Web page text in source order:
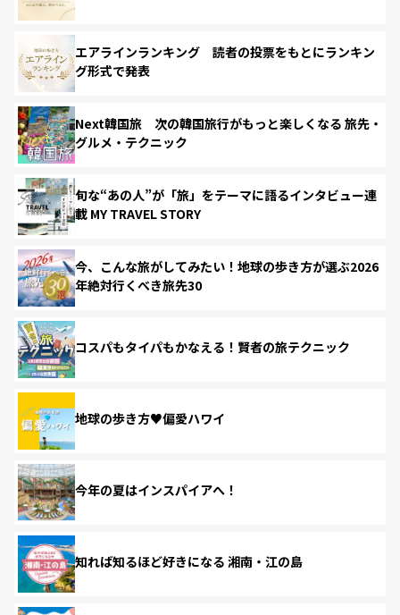
エアラインランキング 読者の投票をもとにランキン
グ形式で発表
Next韓国旅 次の韓国旅行がもっと楽しくなる 旅先・
グルメ・テクニック
旬な“あの人”が「旅」をテーマに語るインタビュー連
載 MY TRAVEL STORY
今、こんな旅がしてみたい！地球の歩き方が選ぶ2026
年絶対行くべき旅先30
コスパもタイパもかなえる！賢者の旅テクニック
地球の歩き方♥偏愛ハワイ
今年の夏はインスパイアへ！
知れば知るほど好きになる 湘南・江の島